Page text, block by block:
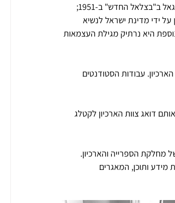
והחדש, מקצתם מעולם לא נחשפו לציבור. לדוגמא תיעוד ביקורו של מארק שאגאל ב"בצלאל החדש" ב-1951;
ידי מדינת ישראל לנשיא
היא נרתיק מגילת העצמאות
הארכיון. עבודות הסטודנטים
דואג צוות הארכיון לקטלג
מחלקת הספרייה והארכיון.
מידע ותוכן, המאגרים